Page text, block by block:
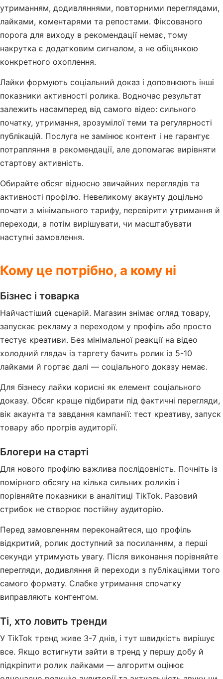
утриманням, додивляннями, повторними переглядами,
лайками, коментарями та репостами. Фіксованого
порога для виходу в рекомендації немає, тому
накрутка є додатковим сигналом, а не обіцянкою
конкретного охоплення.
Лайки формують соціальний доказ і доповнюють інші
показники активності ролика. Водночас результат
залежить насамперед від самого відео: сильного
початку, утримання, зрозумілої теми та регулярності
публікацій. Послуга не замінює контент і не гарантує
потрапляння в рекомендації, але допомагає вирівняти
стартову активність.
Обирайте обсяг відносно звичайних переглядів та
активності профілю. Невеликому акаунту доцільно
почати з мінімального тарифу, перевірити утримання й
переходи, а потім вирішувати, чи масштабувати
наступні замовлення.
Кому це потрібно, а кому ні
Бізнес і товарка
Найчастіший сценарій. Магазин знімає огляд товару,
запускає рекламу з переходом у профіль або просто
тестує креативи. Без мінімальної реакції на відео
холодний глядач із таргету бачить ролик із 5-10
лайками й гортає далі — соціального доказу немає.
Для бізнесу лайки корисні як елемент соціального
доказу. Обсяг краще підбирати під фактичні перегляди,
вік акаунта та завдання кампанії: тест креативу, запуск
товару або прогрів аудиторії.
Блогери на старті
Для нового профілю важлива послідовність. Почніть із
помірного обсягу на кілька сильних роликів і
порівняйте показники в аналітиці TikTok. Разовий
стрибок не створює постійну аудиторію.
Перед замовленням переконайтеся, що профіль
відкритий, ролик доступний за посиланням, а перші
секунди утримують увагу. Після виконання порівняйте
перегляди, додивляння й переходи з публікаціями того
самого формату. Слабке утримання спочатку
виправляють контентом.
Ті, хто ловить тренди
У TikTok тренд живе 3-7 днів, і тут швидкість вирішує
все. Якщо встигнути зайти в тренд у першу добу й
підкріпити ролик лайками — алгоритм оцінює